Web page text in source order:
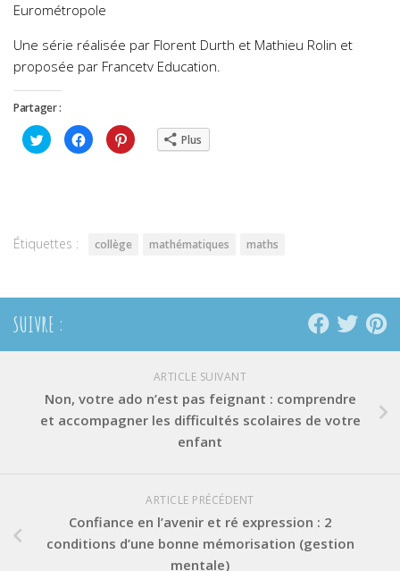
Eurométropole
Une série réalisée par Florent Durth et Mathieu Rolin et
proposée par Francetv Education.
Partager :
Cliquez
pour
partager
Cliquez
pour
partager
Cliquez
pour Plus
Étiquettes : collège mathématiques maths
SUIVRE :
ARTICLE SUIVANT
Non, votre ado n’est pas feignant : comprendre
et accompagner les difficultés scolaires de votre
enfant
ARTICLE PRÉCÉDENT
Confiance en l’avenir et ré expression : 2
conditions d’une bonne mémorisation (gestion
mentale)